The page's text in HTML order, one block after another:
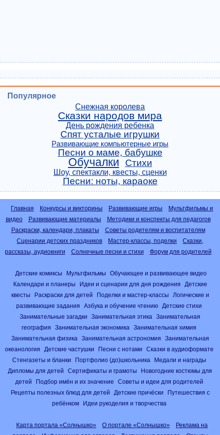
Популярное
Снежная королева
Сказки народов мира
День рождения ребенка
Спят усталые игрушки
Развивающие компьютерные игры
Песни о маме, бабушке
Обучалки Стихи
Шоу, спектакли, квесты, сценки
Песни: ноты, караоке
Главная Конкурсы и викторины Развивающие игры
Мультфильмы и
видео
Развивающие материалы
Методики и конспекты для педагогов
Раскраски, календари, плакаты
Советы родителям и воспитателям
Сценарии детских праздников
Мастер-классы, поделки
Сказки,
рассказы, аудиокниги
Солнечные песни и стихи Форум для родителей
Детские комиксы Мультфильмы
Обучающее и развивающее видео
Календари и планеры
Идеи и сценарии для дня рождения
Детские
квесты
Раскраски для детей Поделки и мастер-классы
Логические и
развивающие задания
Азбука и обучение чтению
Детские стихи
Занимательные загадки
Занимательная этика
Занимательная
география
Занимательная экономика
Занимательная химия
Занимательная физика
Занимательная астрономия
Занимательная
океанология
Детские частушки Песни с нотами
Сказки в аудиоформате
Стенгазеты и бланки
Портфолио (до)школьника
Медали и награды
Дипломы для детей
Сертификаты и грамоты
Новогодние костюмы для
детей
Подбор имён и их значение
Советы и идеи для родителей
Рецепты полезных блюд для детей
Детские причёски
Путешествия с
ребёнком
Идеи рукоделия и творчества
Карта портала «Солнышко» О портале «Солнышко»
Реклама на